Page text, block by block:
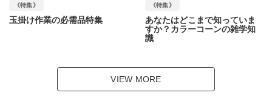
《特集》
玉掛け作業の必需品特集
《特集》
あなたはどこまで知っていま
すか？カラーコーンの雑学知
識
VIEW MORE